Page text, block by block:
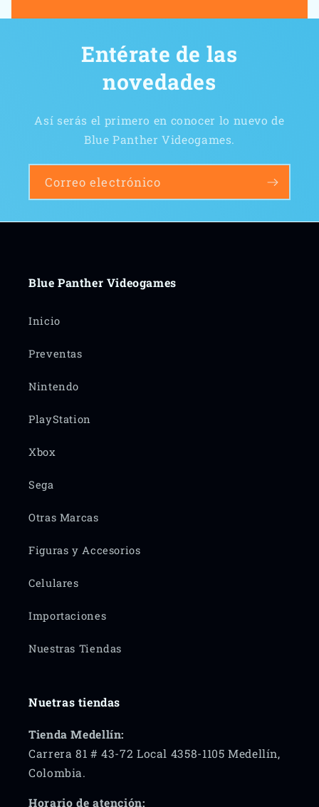
Entérate de las
novedades
Así serás el primero en conocer lo nuevo de
Blue Panther Videogames.
Correo electrónico
Blue Panther Videogames
Inicio
Preventas
Nintendo
PlayStation
Xbox
Sega
Otras Marcas
Figuras y Accesorios
Celulares
Importaciones
Nuestras Tiendas
Nuetras tiendas
Tienda Medellín:
Carrera 81 # 43-72 Local 4358-1105 Medellín,
Colombia.
Horario de atención: